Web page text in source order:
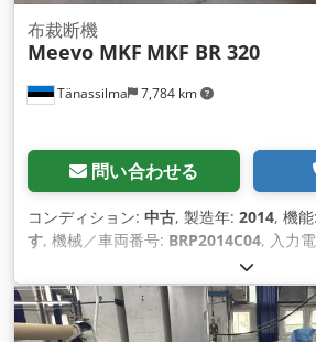
Tänassilma 7,784 km
布裁断機
Meevo MKF MKF BR 320
問い合わせる
コンディション: 中古, 製造年: 2014, 機能:
す, 機械／車両番号: BRP2014C04, 入力
, 圧縮空気接